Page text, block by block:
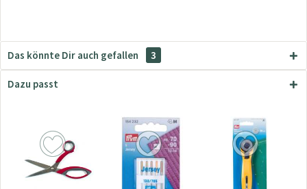
Das könnte Dir auch gefallen 3
Dazu passt